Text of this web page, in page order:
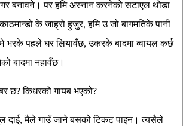
बनावने। पर हमि अस्नान करनेको सटाएल थोडा
के जाह्रो हुजुर, हमि उ जो बागमतिके पानी
भरके पहले घर लियावँछ, उकरके बादमा ब्वायल कर्छ
बादमा नहावँछ।
छ? किधरको गायब भएको?
दाई, मैले गाउँ जाने बसको टिकट पाइन। त्यसैले